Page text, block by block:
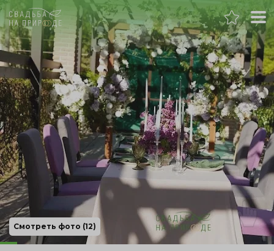
Ростов-на-Дону
Банкет
Свадьба
День рождения
Выпускной
Корпоратив
Смотреть фото (12)